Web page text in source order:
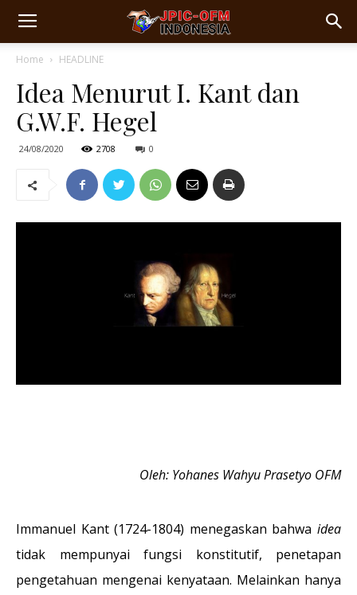
Home HEADLINE
Idea Menurut I. Kant dan
G.W.F. Hegel
24/08/2020 2708 0
Oleh: Yohanes Wahyu Prasetyo OFM
Immanuel Kant (1724-1804) menegaskan bahwa idea
tidak mempunyai fungsi konstitutif, penetapan
pengetahuan mengenai kenyataan. Melainkan hanya